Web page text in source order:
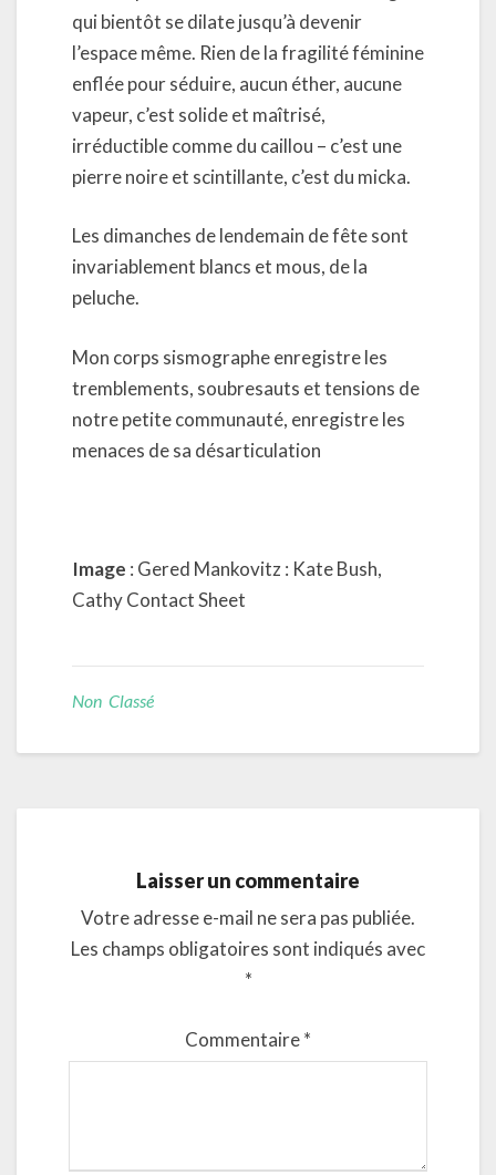
qui bientôt se dilate jusqu’à devenir
l’espace même. Rien de la fragilité féminine
enflée pour séduire, aucun éther, aucune
vapeur, c’est solide et maîtrisé,
irréductible comme du caillou – c’est une
pierre noire et scintillante, c’est du micka.
Les dimanches de lendemain de fête sont
invariablement blancs et mous, de la
peluche.
Mon corps sismographe enregistre les
tremblements, soubresauts et tensions de
notre petite communauté, enregistre les
menaces de sa désarticulation
Image : Gered Mankovitz : Kate Bush,
Cathy Contact Sheet
Non Classé
Laisser un commentaire
Votre adresse e-mail ne sera pas publiée.
Les champs obligatoires sont indiqués avec
*
Commentaire*